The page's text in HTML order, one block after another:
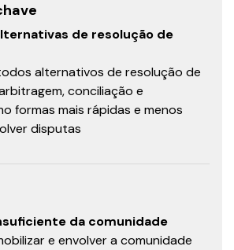
de resolução de
alternativos de resolução de
conciliação e
formas mais rápidas e menos
disputas
da comunidade
e envolver a comunidade